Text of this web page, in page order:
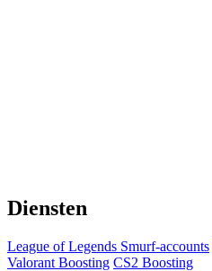
Diensten
League of Legends Smurf-accounts
Valorant Boosting CS2 Boosting